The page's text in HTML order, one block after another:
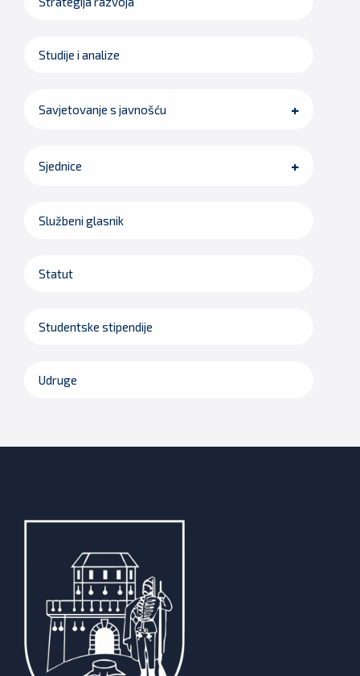
Studije i analize
Savjetovanje s javnošću
Sjednice
Službeni glasnik
Statut
Studentske stipendije
Udruge